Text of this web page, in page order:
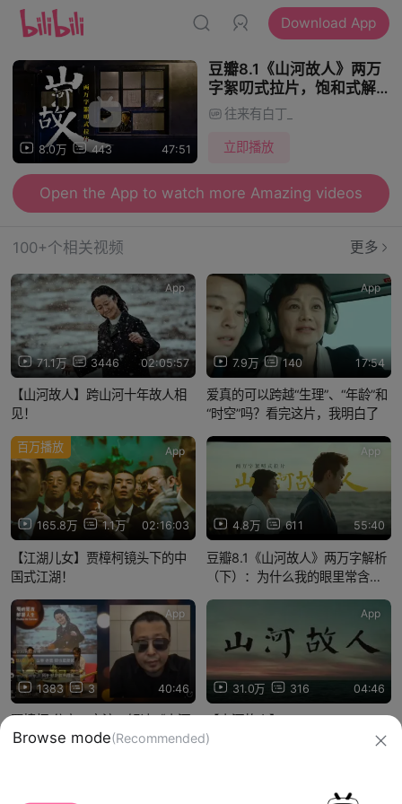
Download App
8.0万 443 47:51
豆瓣8.1《山河故人》两万
字絮叨式拉片，饱和式解析
一遍看懂
往来有白丁_
立即播放
Open the App to watch more Amazing videos
100+个相关视频 更多
71.1万 3446 02:05:57
App
【山河故人】跨山河十年故人相
见！
7.9万 140 17:54
App
爱真的可以跨越“生理”、“年龄”和
“时空”吗？看完这片，我明白了
165.8万 1.1万 02:16:03
百万播放 App
【江湖儿女】贾樟柯镜头下的中
国式江湖！
4.8万 611 55:40
App
豆瓣8.1《山河故人》两万字解析
（下）：为什么我的眼里常含泪
1383 3 40:46
App
贾樟柯 分享、交流、解读《山河
故人》创作背后的故事
31.0万 316 04:46
App
【山河故人】--Go West